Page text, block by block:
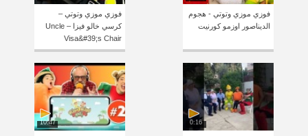
فوزي موزي وتوتي - هجوم
الديناصور اوزمو كورنيت
فوزي موزي وتوتي –
كرسي خالو فيزا – Uncle
Visa&#39;s Chair
0:16
10:47